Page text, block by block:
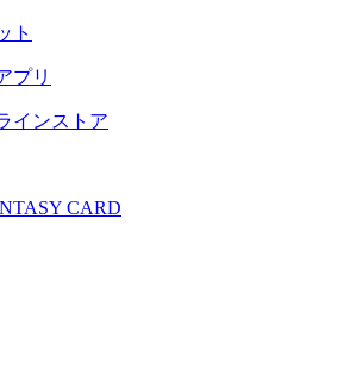
ト
プリ
インストア
CARD